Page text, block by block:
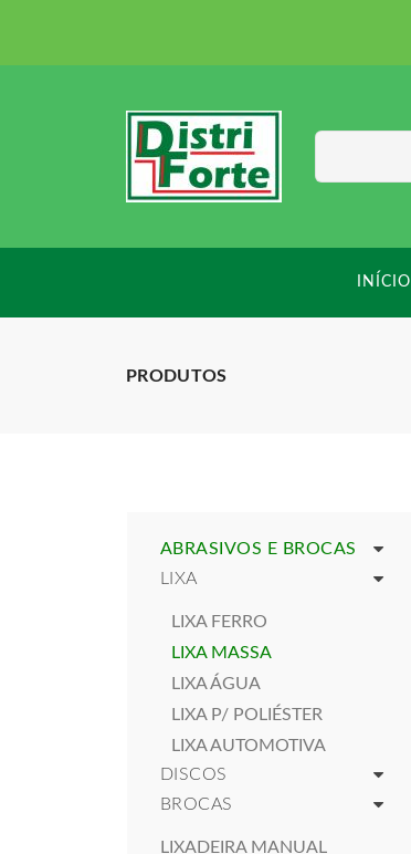
INÍCIO
PRODUTOS
ABRASIVOS E BROCAS
LIXA
LIXA FERRO
LIXA MASSA
LIXA ÁGUA
LIXA P/ POLIÉSTER
LIXA AUTOMOTIVA
DISCOS
BROCAS
LIXADEIRA MANUAL